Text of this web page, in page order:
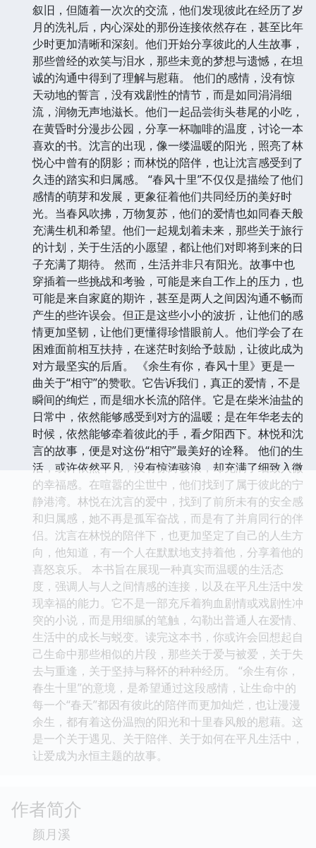
叙旧，但随着一次次的交流，他们发现彼此在经历了岁
月的洗礼后，内心深处的那份连接依然存在，甚至比年
少时更加清晰和深刻。他们开始分享彼此的人生故事，
那些曾经的欢笑与泪水，那些未竟的梦想与遗憾，在坦
诚的沟通中得到了理解与慰藉。 他们的感情，没有惊
天动地的誓言，没有戏剧性的情节，而是如同涓涓细
流，润物无声地滋长。他们一起品尝街头巷尾的小吃，
在黄昏时分漫步公园，分享一杯咖啡的温度，讨论一本
喜欢的书。沈言的出现，像一缕温暖的阳光，照亮了林
悦心中曾有的阴影；而林悦的陪伴，也让沈言感受到了
久违的踏实和归属感。 “春风十里”不仅仅是描绘了他们
感情的萌芽和发展，更象征着他们共同经历的美好时
光。当春风吹拂，万物复苏，他们的爱情也如同春天般
充满生机和希望。他们一起规划着未来，那些关于旅行
的计划，关于生活的小愿望，都让他们对即将到来的日
子充满了期待。 然而，生活并非只有阳光。故事中也
穿插着一些挑战和考验，可能是来自工作上的压力，也
可能是来自家庭的期许，甚至是两人之间因沟通不畅而
产生的些许误会。但正是这些小小的波折，让他们的感
情更加坚韧，让他们更懂得珍惜眼前人。他们学会了在
困难面前相互扶持，在迷茫时刻给予鼓励，让彼此成为
对方最坚实的后盾。 《余生有你，春风十里》更是一
曲关于“相守”的赞歌。它告诉我们，真正的爱情，不是
瞬间的绚烂，而是细水长流的陪伴。它是在柴米油盐的
日常中，依然能够感受到对方的温暖；是在年华老去的
时候，依然能够牵着彼此的手，看夕阳西下。林悦和沈
言的故事，便是对这份“相守”最美好的诠释。 他们的生
活，或许依然平凡，没有惊涛骇浪，却充满了细致入微
的幸福感。在喧嚣的尘世中，他们找到了属于彼此的宁
静港湾。林悦在沈言的爱中，找到了前所未有的安全感
和归属感，她不再是孤军奋战，而是有了并肩同行的伴
侣。沈言在林悦的陪伴下，也更加坚定了自己的人生方
向，他知道，有一个人在默默地支持着他，分享着他的
喜怒哀乐。 本书旨在展现一种真实而温暖的生活态
度，强调人与人之间情感的连接，以及在平凡生活中发
现幸福的能力。它不是一部充斥着狗血剧情或戏剧性冲
突的小说，而是用细腻的笔触，勾勒出普通人在爱情、
生活中的成长与蜕变。读完这本书，你或许会回想起自
己生命中那些相似的片段，那些关于爱与被爱，关于失
去与重逢，关于坚持与释怀的种种经历。 “余生有你，
春生十里”的意境，是希望通过这段感情，让生命中的
每一个“春天”都因有彼此的陪伴而更加灿烂，也让漫漫
余生，都有着这份温煦的阳光和十里春风般的慰藉。这
是一个关于遇见、关于陪伴、关于如何在平凡生活中，
让爱成为永恒主题的故事。
作者简介
颜月溪